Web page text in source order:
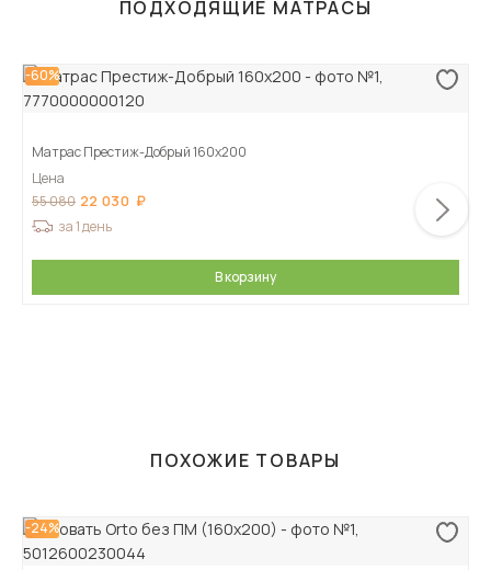
ПОДХОДЯЩИЕ МАТРАСЫ
-60%
Матрас Престиж-Добрый 160х200
Цена
55 080 22 030
за 1 день
В корзину
ПОХОЖИЕ ТОВАРЫ
-24%